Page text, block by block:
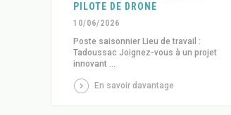
PILOTE DE DRONE
10/06/2026
Poste saisonnier Lieu de travail :
Tadoussac Joignez-vous à un projet
innovant ...
En savoir davantage